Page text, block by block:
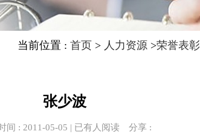
当前位置 : 首页 > 人力资源 >荣誉表彰
张少波
间 : 2011-05-05 | 已有 人阅读 分享 :